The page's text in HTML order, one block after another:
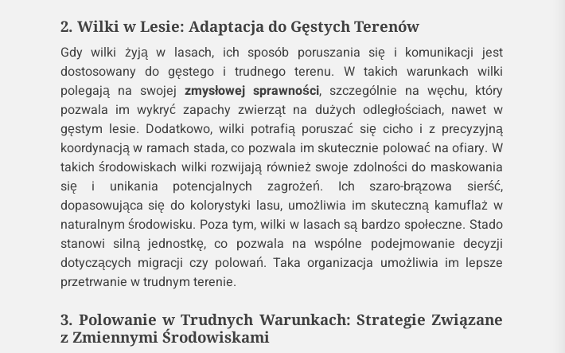
2. Wilki w Lesie: Adaptacja do Gęstych Terenów
Gdy wilki żyją w lasach, ich sposób poruszania się i komunikacji jest
dostosowany do gęstego i trudnego terenu. W takich warunkach wilki
polegają na swojej zmysłowej sprawności, szczególnie na węchu, który
pozwala im wykryć zapachy zwierząt na dużych odległościach, nawet w
gęstym lesie. Dodatkowo, wilki potrafią poruszać się cicho i z precyzyjną
koordynacją w ramach stada, co pozwala im skutecznie polować na ofiary. W
takich środowiskach wilki rozwijają również swoje zdolności do maskowania
się i unikania potencjalnych zagrożeń. Ich szaro-brązowa sierść,
dopasowująca się do kolorystyki lasu, umożliwia im skuteczną kamuflaż w
naturalnym środowisku. Poza tym, wilki w lasach są bardzo społeczne. Stado
stanowi silną jednostkę, co pozwala na wspólne podejmowanie decyzji
dotyczących migracji czy polowań. Taka organizacja umożliwia im lepsze
przetrwanie w trudnym terenie.
3. Polowanie w Trudnych Warunkach: Strategie Związane
z Zmiennymi Środowiskami